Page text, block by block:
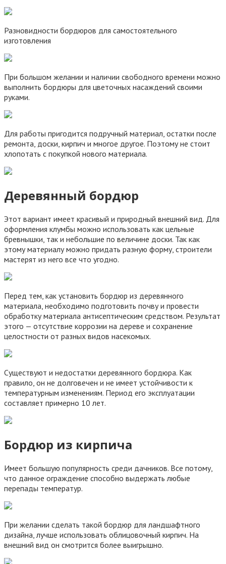
Разновидности бордюров для самостоятельного
изготовления
При большом желании и наличии свободного времени можно
выполнить бордюры для цветочных насаждений своими
руками.
Для работы пригодится подручный материал, остатки после
ремонта, доски, кирпич и многое другое. Поэтому не стоит
хлопотать с покупкой нового материала.
Деревянный бордюр
Этот вариант имеет красивый и природный внешний вид. Для
оформления клумбы можно использовать как цельные
бревнышки, так и небольшие по величине доски. Так как
этому материалу можно придать разную форму, строители
мастерят из него все что угодно.
Перед тем, как установить бордюр из деревянного
материала, необходимо подготовить почву и провести
обработку материала антисептическим средством. Результат
этого — отсутствие коррозии на дереве и сохранение
целостности от разных видов насекомых.
Существуют и недостатки деревянного бордюра. Как
правило, он не долговечен и не имеет устойчивости к
температурным изменениям. Период его эксплуатации
составляет примерно 10 лет.
Бордюр из кирпича
Имеет большую популярность среди дачников. Все потому,
что данное ограждение способно выдержать любые
перепады температур.
При желании сделать такой бордюр для ландшафтного
дизайна, лучше использовать облицовочный кирпич. На
внешний вид он смотрится более выигрышно.